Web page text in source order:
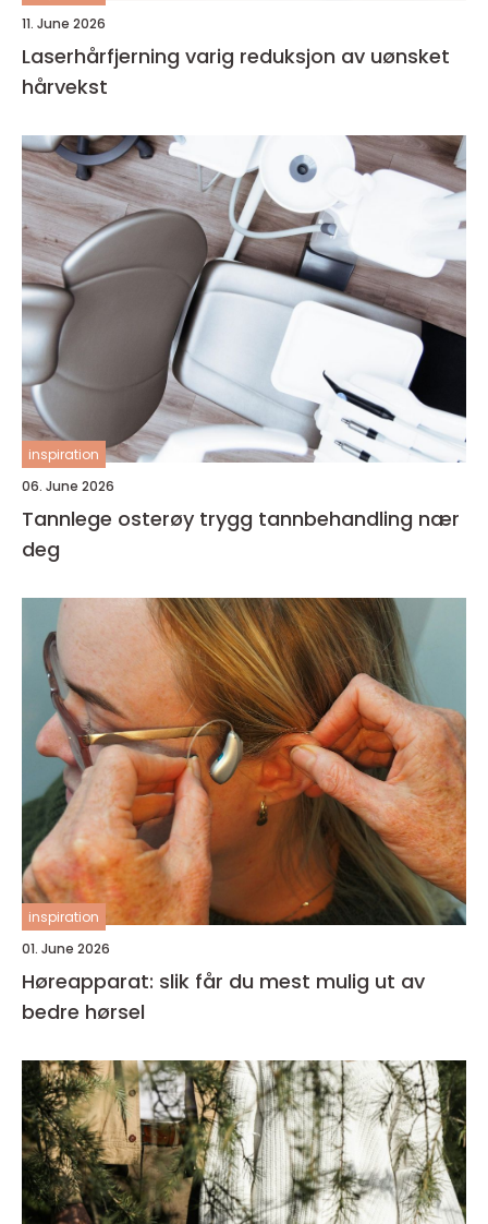
11. June 2026
Laserhårfjerning varig reduksjon av uønsket
hårvekst
inspiration
06. June 2026
Tannlege osterøy trygg tannbehandling nær
deg
inspiration
01. June 2026
Høreapparat: slik får du mest mulig ut av
bedre hørsel